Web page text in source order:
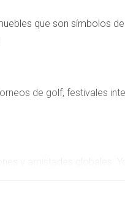
que son símbolos
de golf, festivales